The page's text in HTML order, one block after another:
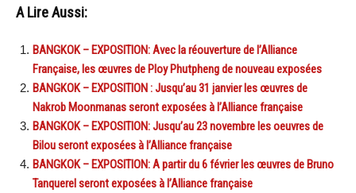
A Lire Aussi:
BANGKOK – EXPOSITION: Avec la réouverture de l’Alliance
Française, les œuvres de Ploy Phutpheng de nouveau exposées
BANGKOK – EXPOSITION : Jusqu’au 31 janvier les œuvres de
Nakrob Moonmanas seront exposées à l’Alliance française
BANGKOK – EXPOSITION: Jusqu’au 23 novembre les oeuvres de
Bilou seront exposées à l’Alliance française
BANGKOK – EXPOSITION: A partir du 6 février les œuvres de Bruno
Tanquerel seront exposées à l’Alliance française